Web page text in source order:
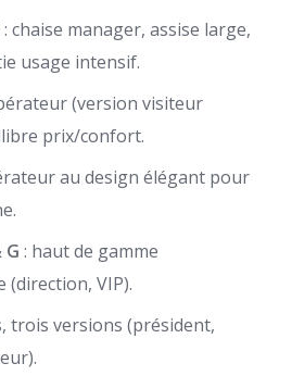
: chaise manager, assise large,
usage intensif.
(version visiteur
prix/confort.
au design élégant pour
G : haut de gamme
(direction, VIP).
trois versions (président,